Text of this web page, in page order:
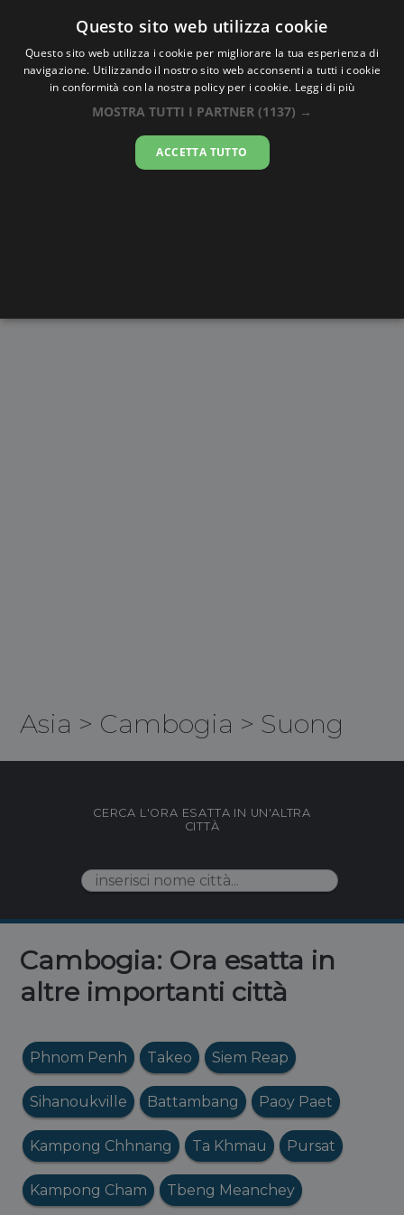
Oraesatta.co
Ora EsattaSuong
13:09:49
Asia > Cambogia > Suong
CERCA L'ORA ESATTA IN UN'ALTRA
CITTÀ
Cambogia: Ora esatta in
altre importanti città
Phnom Penh Takeo Siem Reap
Sihanoukville Battambang Paoy Paet
Kampong Chhnang Ta Khmau Pursat
Kampong Cham Tbeng Meanchey
Questo sito web utilizza cookie
Questo sito web utilizza i cookie per migliorare la tua esperienza di
navigazione. Utilizzando il nostro sito web acconsenti a tutti i cookie
in conformità con la nostra policy per i cookie. Leggi di più
MOSTRA TUTTI I PARTNER (1137) →
ACCETTA TUTTO